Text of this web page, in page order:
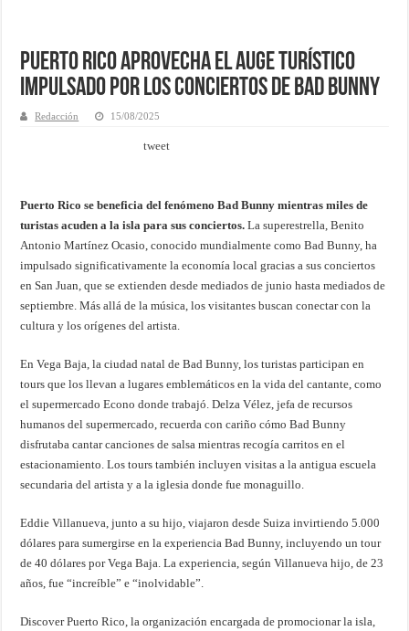
Puerto Rico aprovecha el auge turístico
impulsado por los conciertos de Bad Bunny
Redacción 15/08/2025
tweet
Puerto Rico se beneficia del fenómeno Bad Bunny mientras miles de
turistas acuden a la isla para sus conciertos. La superestrella, Benito
Antonio Martínez Ocasio, conocido mundialmente como Bad Bunny, ha
impulsado significativamente la economía local gracias a sus conciertos
en San Juan, que se extienden desde mediados de junio hasta mediados de
septiembre. Más allá de la música, los visitantes buscan conectar con la
cultura y los orígenes del artista.
En Vega Baja, la ciudad natal de Bad Bunny, los turistas participan en
tours que los llevan a lugares emblemáticos en la vida del cantante, como
el supermercado Econo donde trabajó. Delza Vélez, jefa de recursos
humanos del supermercado, recuerda con cariño cómo Bad Bunny
disfrutaba cantar canciones de salsa mientras recogía carritos en el
estacionamiento. Los tours también incluyen visitas a la antigua escuela
secundaria del artista y a la iglesia donde fue monaguillo.
Eddie Villanueva, junto a su hijo, viajaron desde Suiza invirtiendo 5.000
dólares para sumergirse en la experiencia Bad Bunny, incluyendo un tour
de 40 dólares por Vega Baja. La experiencia, según Villanueva hijo, de 23
años, fue “increíble” e “inolvidable”.
Discover Puerto Rico, la organización encargada de promocionar la isla,